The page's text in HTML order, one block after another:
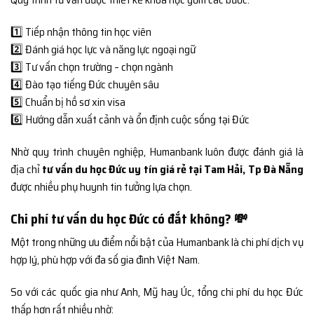
1️⃣ Tiếp nhận thông tin học viên
2️⃣ Đánh giá học lực và năng lực ngoại ngữ
3️⃣ Tư vấn chọn trường – chọn ngành
4️⃣ Đào tạo tiếng Đức chuyên sâu
5️⃣ Chuẩn bị hồ sơ xin visa
6️⃣ Hướng dẫn xuất cảnh và ổn định cuộc sống tại Đức
Nhờ quy trình chuyên nghiệp, Humanbank luôn được đánh giá là
địa chỉtư vấn du học Đức uy tín giá rẻ tại Tam Hải, Tp Đà Nẵng
được nhiều phụ huynh tin tưởng lựa chọn.
Chi phí tư vấn du học Đức có đắt không? 💸
Một trong những ưu điểm nổi bật của Humanbank là chi phí dịch vụ
hợp lý, phù hợp với đa số gia đình Việt Nam.
So với các quốc gia như Anh, Mỹ hay Úc, tổng chi phí du học Đức
thấp hơn rất nhiều nhờ: